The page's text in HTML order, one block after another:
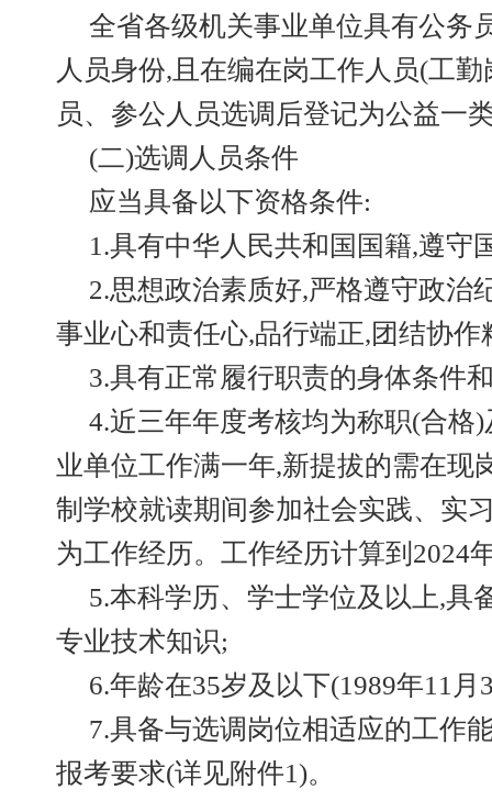
全省各级机关事业单位具有公务
人员身份,且在编在岗工作人员(工
员、参公人员选调后登记为公益一
(二)选调人员条件
应当具备以下资格条件:
1.具有中华人民共和国国籍,遵守
2.思想政治素质好,严格遵守政治
事业心和责任心,品行端正,团结协作
3.具有正常履行职责的身体条件
4.近三年年度考核均为称职(合格
业单位工作满一年,新提拔的需在现
制学校就读期间参加社会实践、实
为工作经历。工作经历计算到2024
5.本科学历、学士学位及以上,具
专业技术知识;
6.年龄在35岁及以下(1989年11月
7.具备与选调岗位相适应的工作
报考要求(详见附件1)。